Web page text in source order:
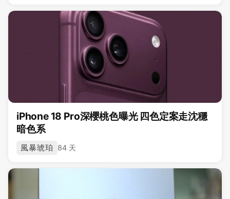
iPhone 18 Pro深櫻桃色曝光 四色定案走沈穩
暗色系
風暴琥珀 84 天